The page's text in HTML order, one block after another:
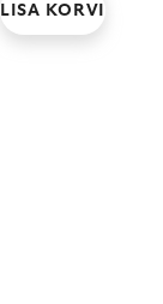
LISA KORVI